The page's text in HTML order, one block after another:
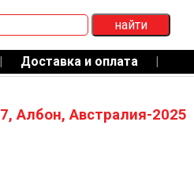
| Доставка и оплата |
Албон, Австралия-2025